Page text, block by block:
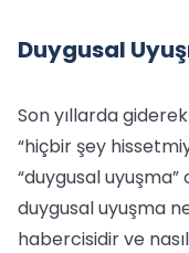
Duygusal
Son yıllarda
“hiçbir şey
“duygusal uyuşma”
duygusal uyuşma
habercisidir ve